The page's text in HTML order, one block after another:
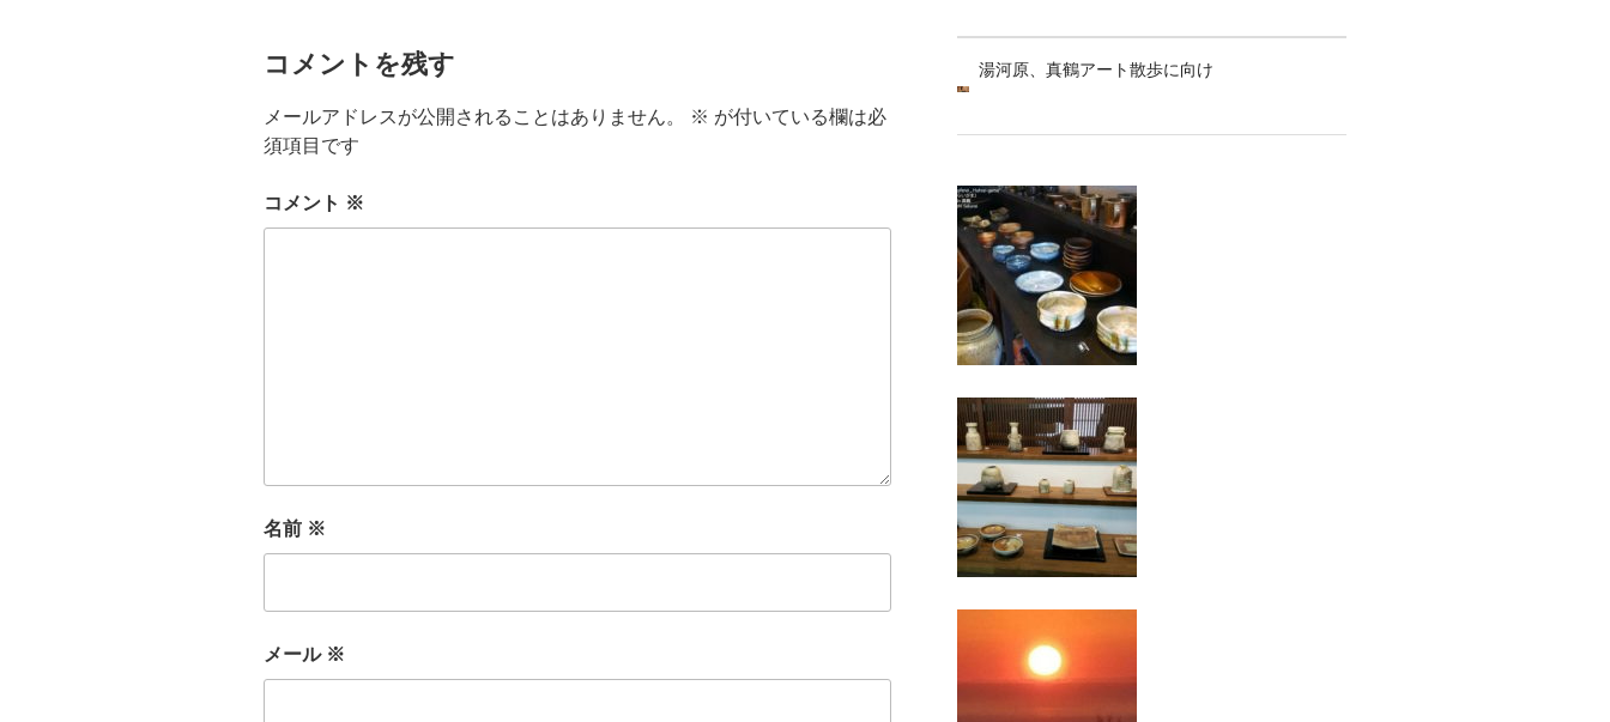
コメントを残す
メールアドレスが公開されることはありません。 ※ が付いている欄は必
須項目です
コメント ※
名前 ※
メール ※
湯河原、真鶴アート散歩に向け